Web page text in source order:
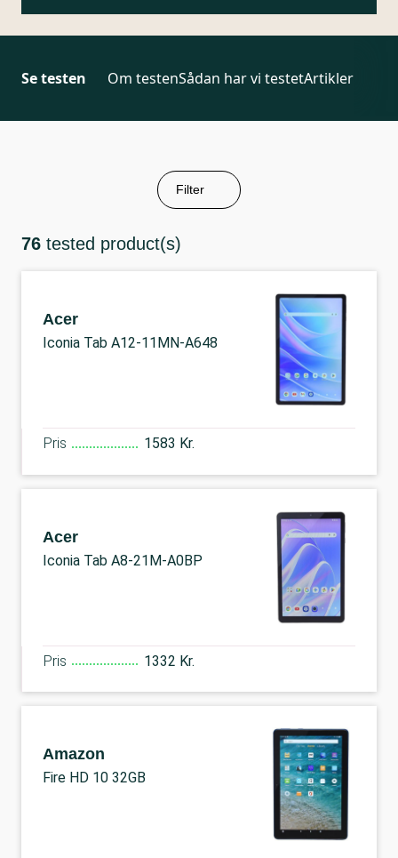
Se testen Om testenSådan har vi testetArtikler
Filter
76 tested product(s)
Acer
Iconia Tab A12-11MN-A648
Pris 1583 Kr.
Acer
Iconia Tab A8-21M-A0BP
Pris 1332 Kr.
Amazon
Fire HD 10 32GB